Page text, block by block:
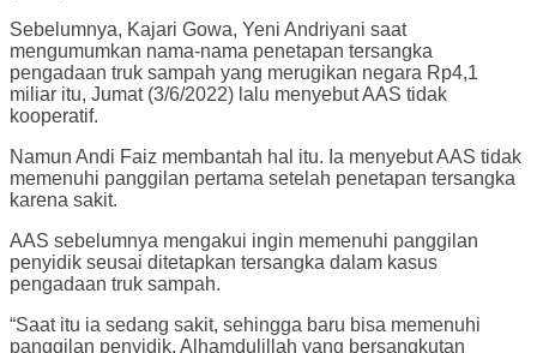
Sebelumnya, Kajari Gowa, Yeni Andriyani saat
mengumumkan nama-nama penetapan tersangka
pengadaan truk sampah yang merugikan negara Rp4,1
miliar itu, Jumat (3/6/2022) lalu menyebut AAS tidak
kooperatif.
Namun Andi Faiz membantah hal itu. Ia menyebut AAS tidak
memenuhi panggilan pertama setelah penetapan tersangka
karena sakit.
AAS sebelumnya mengakui ingin memenuhi panggilan
penyidik seusai ditetapkan tersangka dalam kasus
pengadaan truk sampah.
“Saat itu ia sedang sakit, sehingga baru bisa memenuhi
panggilan penyidik. Alhamdulillah yang bersangkutan